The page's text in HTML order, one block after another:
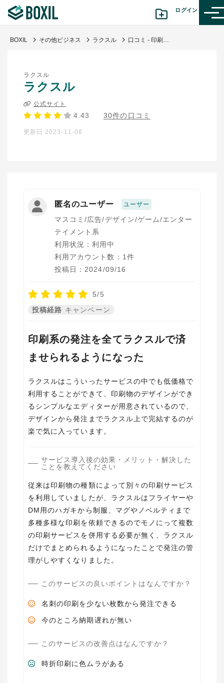
ログイン
診断から探す(β版)
記事から探す
BOXILの使い方ガイド
BOXIL その他ビジネス ラクスル 口コミ - 印刷系の発注を全てラクスルで済ませられるようになった
ラクスル
ラクスル
公式サイト
4.43 30件の口コミ
更新日 2023-11-06
匿名のユーザー ユーザー
マスコミ/広告/デザイン/ゲーム/エンター
テイメント系
利用状況：利用中
利用アカウント数：1件
投稿日：2024/09/16
5/5
投稿経路 キャンペーン
印刷系の発注を全てラクスルで済
ませられるようになった
ラクスルはこういったサービスの中でも低価格で
利用することができて、印刷物のデザインができ
るシンプルなエディターが用意されているので、
デザインから発注までラクスル上で完結するのが
楽で気に入っています。
サービス導入後の効果・メリット・解決した
ことを教えてください
従来は印刷物の種類によって別々の印刷サービス
を利用していましたが、ラクスルはフライヤーや
DM用のハガキから制服、マグやノベルティまで
多種多様な印刷を依頼できるのでモノにって複数
の印刷サービスを併用する必要が無く、ラクスル
だけでまとめられるようになったことで発注の管
理がしやすくなりました。
このサービスの良いポイントはなんですか？
名刺の印刷を少ない枚数から発注できる
今のところ納期遅れが無い
このサービスの改善点はなんですか？
時折印刷に色ムラがある